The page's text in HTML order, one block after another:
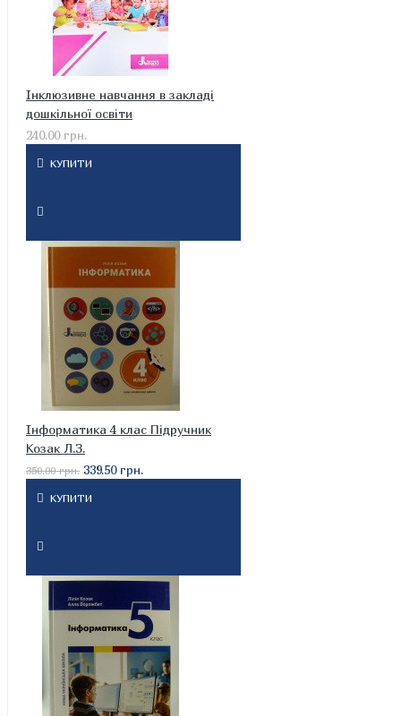
Інклюзивне навчання в закладі
дошкільної освіти
240.00 грн.
КУПИТИ
Інформатика 4 клас Підручник
Козак Л.З.
350.00 грн. 339.50 грн.
КУПИТИ